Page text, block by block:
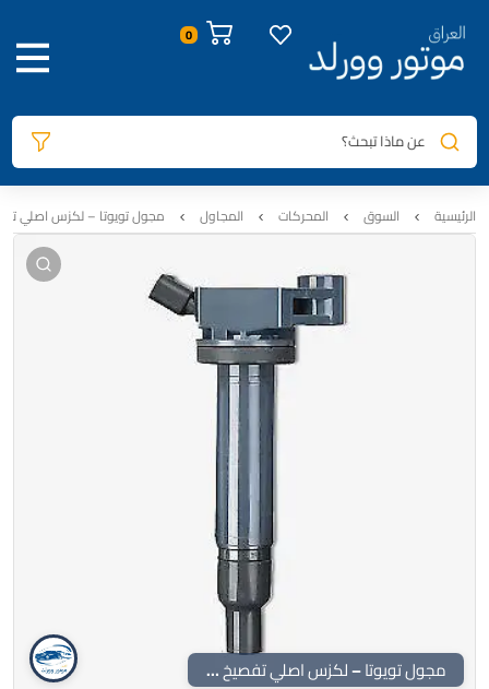
0
عن ماذا تبحث؟
الرئيسية السوق المحركات المجاول مجول تويوتا – لكزس اصلي تفصيخ |
صور المنتج معلومات المنتج الوصف المراجعات
مجول تويوتا – لكزس اصلي تفصيخ | دينسو | 90080-19016